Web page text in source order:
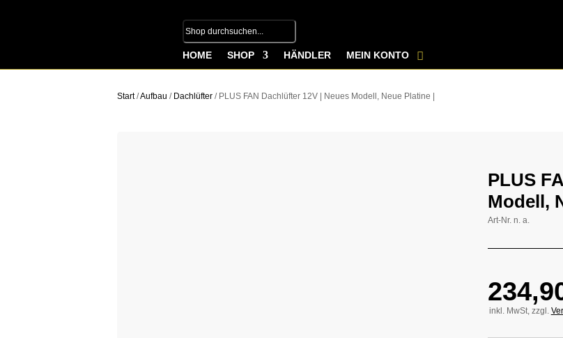
HOME SHOP HÄNDLER MEIN KONTO
Start/Aufbau / Dachlüfter / PLUS FAN Dachlüfter 12V | Neues Modell, Neue Platine |
PLUS
Modell,
Art-Nr. n. a.
inkl. MwSt, zzgl.